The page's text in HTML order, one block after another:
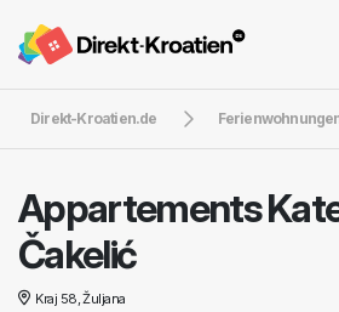
Direkt-Kroatien.de
Appartements
Čakelić
Kraj 58, Žuljana